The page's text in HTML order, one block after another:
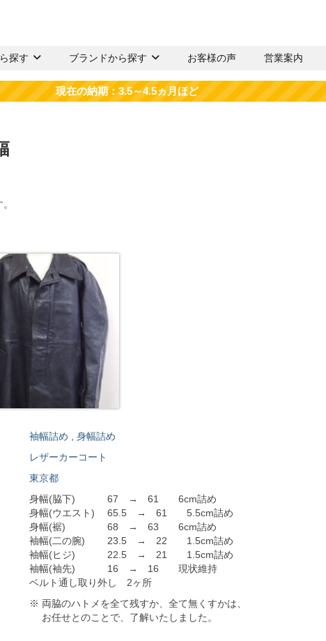
探す ブランドから探す お客様の声 営業案内
袖幅詰め , 身幅詰め
レザーカーコート
東京都
身幅(脇下) 67 → 61 6cm詰め
身幅(ウエスト) 65.5 → 61 5.5cm詰め
身幅(裾) 68 → 63 6cm詰め
袖幅(二の腕) 23.5 → 22 1.5cm詰め
袖幅(ヒジ) 22.5 → 21 1.5cm詰め
袖幅(袖先) 16 → 16 現状維持
ベルト通し取り外し 2ヶ所
※ 両脇のハトメを全て残すか、全て無くすかは、
お任せとのことで、了解いたしました。